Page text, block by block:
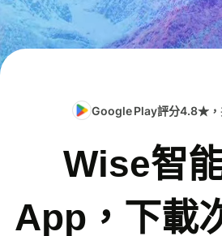
Google Play評分4.8★，
Wise智
App，下載